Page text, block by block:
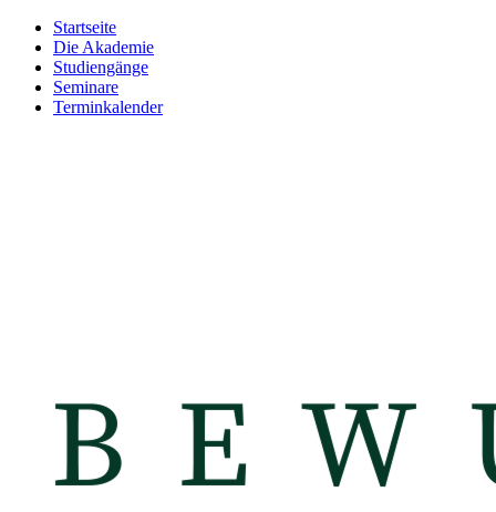
Startseite
Die Akademie
Studiengänge
Seminare
Terminkalender